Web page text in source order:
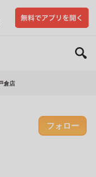
倉店
フォロー